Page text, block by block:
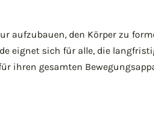
aufzubauen, den Körper zu
eignet sich für alle, die
ihren gesamten